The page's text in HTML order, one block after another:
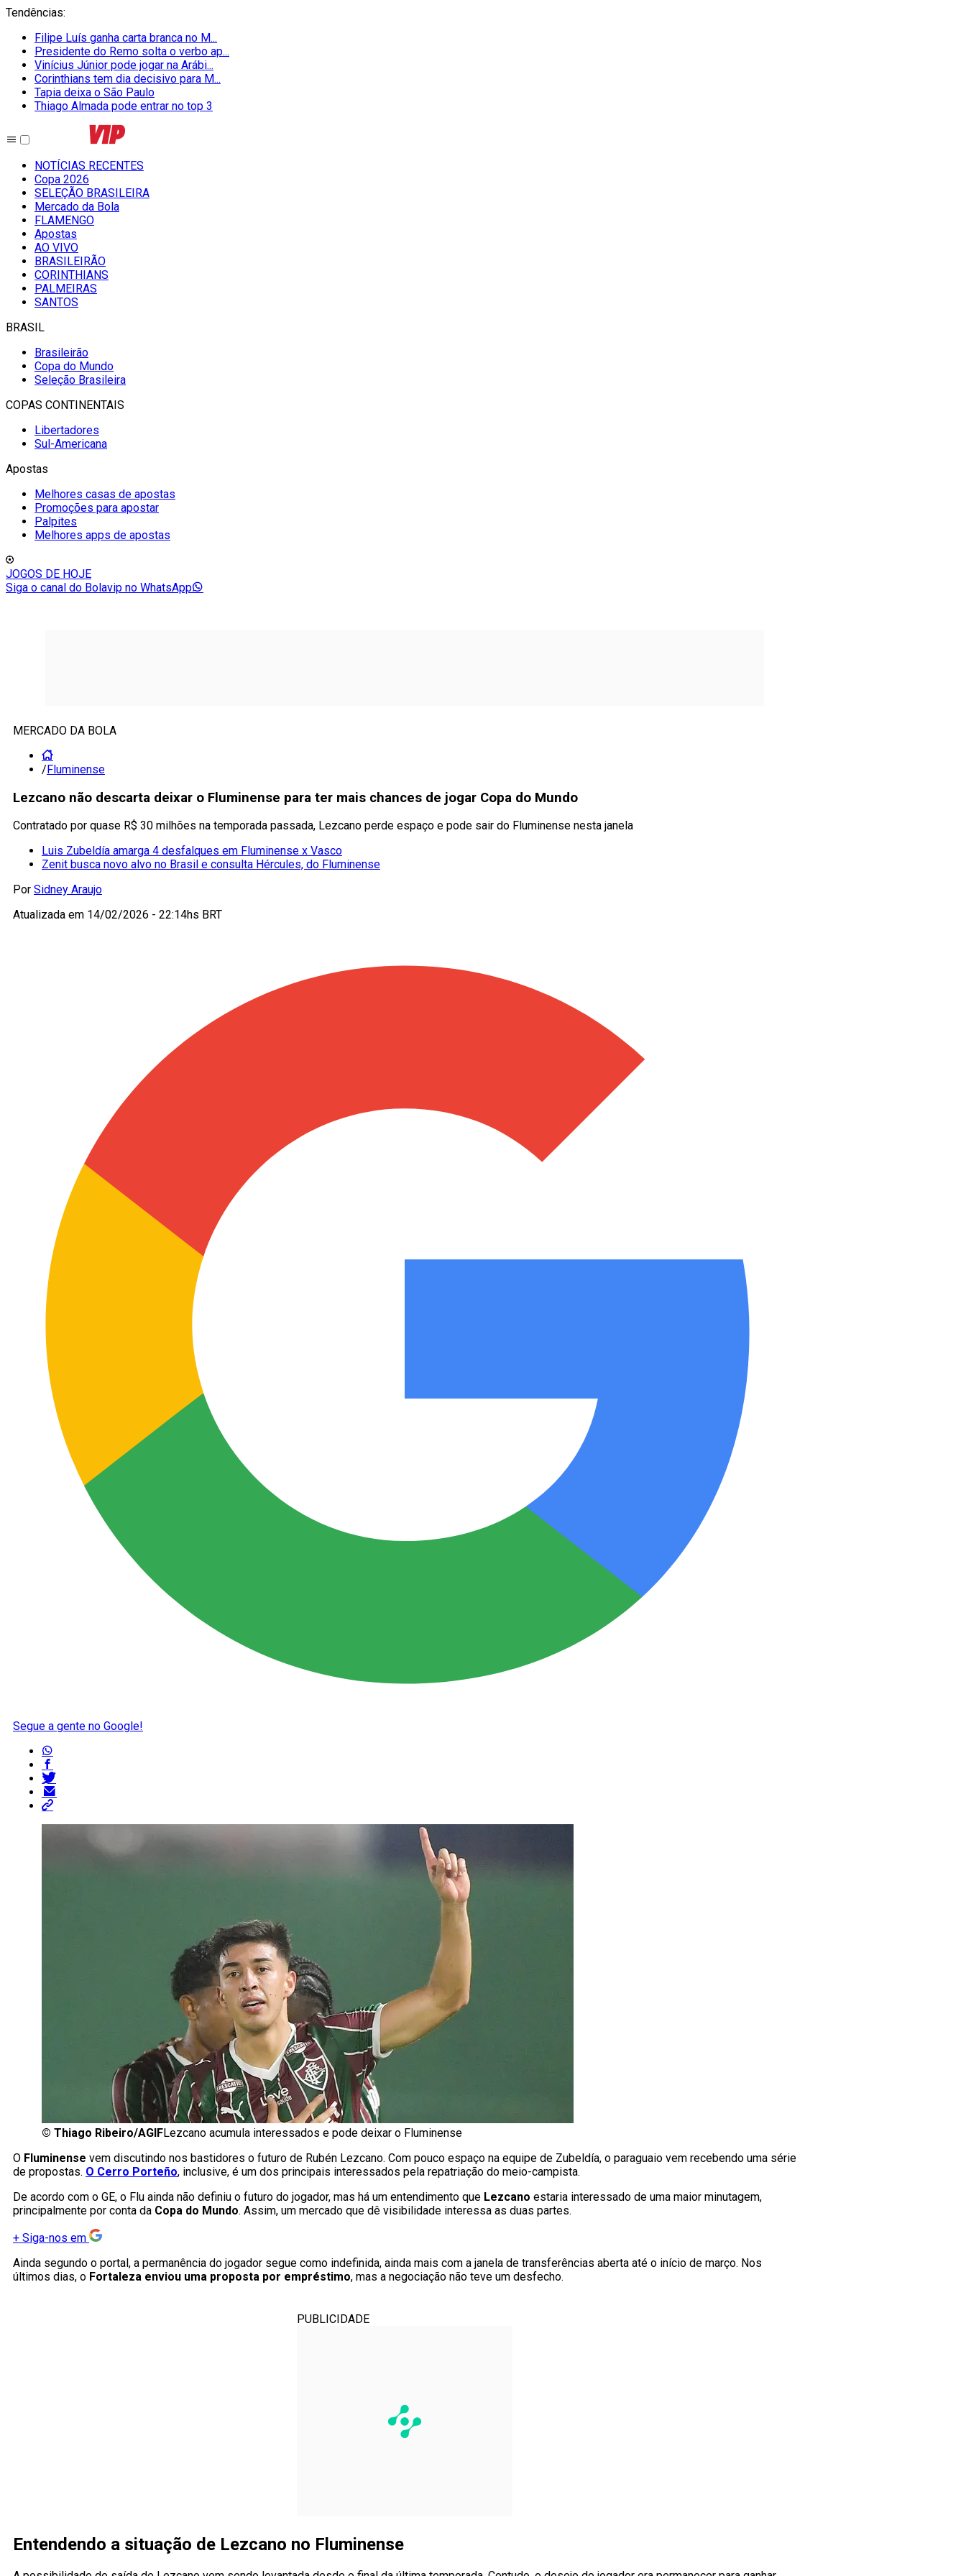
Tendências:
Filipe Luís ganha carta branca no M...
Presidente do Remo solta o verbo ap...
Vinícius Júnior pode jogar na Arábi...
Corinthians tem dia decisivo para M...
Tapia deixa o São Paulo
Thiago Almada pode entrar no top 3
NOTÍCIAS RECENTES
Copa 2026
SELEÇÃO BRASILEIRA
Mercado da Bola
FLAMENGO
Apostas
AO VIVO
BRASILEIRÃO
CORINTHIANS
PALMEIRAS
SANTOS
BRASIL
Brasileirão
Copa do Mundo
Seleção Brasileira
COPAS CONTINENTAIS
Libertadores
Sul-Americana
Apostas
Melhores casas de apostas
Promoções para apostar
Palpites
Melhores apps de apostas
JOGOS DE HOJE
Siga o canal do Bolavip no WhatsApp
MERCADO DA BOLA
/Fluminense
Lezcano não descarta deixar o Fluminense para ter mais chances de jogar Copa do Mundo
Contratado por quase R$ 30 milhões na temporada passada, Lezcano perde espaço e pode sair do Fluminense nesta janela
Luis Zubeldía amarga 4 desfalques em Fluminense x Vasco
Zenit busca novo alvo no Brasil e consulta Hércules, do Fluminense
Por Sidney Araujo
Atualizada em 14/02/2026 - 22:14hs BRT
Segue a gente no Google!
© Thiago Ribeiro/AGIFLezcano acumula interessados e pode deixar o Fluminense
O Fluminense vem discutindo nos bastidores o futuro de Rubén Lezcano. Com pouco espaço na equipe de Zubeldía, o paraguaio vem recebendo uma série
de propostas. O Cerro Porteño, inclusive, é um dos principais interessados pela repatriação do meio-campista.
De acordo com o GE, o Flu ainda não definiu o futuro do jogador, mas há um entendimento que Lezcano estaria interessado de uma maior minutagem,
principalmente por conta da Copa do Mundo. Assim, um mercado que dê visibilidade interessa as duas partes.
+ Siga-nos em
Ainda segundo o portal, a permanência do jogador segue como indefinida, ainda mais com a janela de transferências aberta até o início de março. Nos
últimos dias, o Fortaleza enviou uma proposta por empréstimo, mas a negociação não teve um desfecho.
PUBLICIDADE
Entendendo a situação de Lezcano no Fluminense